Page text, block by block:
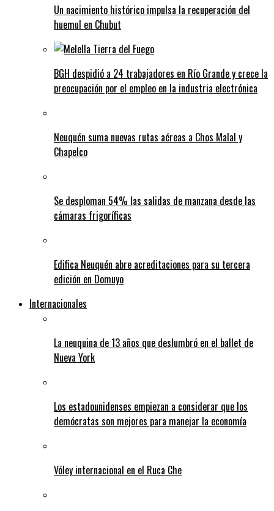
Un nacimiento histórico impulsa la recuperación del
huemul en Chubut
BGH despidió a 24 trabajadores en Río Grande y crece la
preocupación por el empleo en la industria electrónica
Neuquén suma nuevas rutas aéreas a Chos Malal y
Chapelco
Se desploman 54% las salidas de manzana desde las
cámaras frigoríficas
Edifica Neuquén abre acreditaciones para su tercera
edición en Domuyo
Internacionales
La neuquina de 13 años que deslumbró en el ballet de
Nueva York
Los estadounidenses empiezan a considerar que los
demócratas son mejores para manejar la economía
Vóley internacional en el Ruca Che